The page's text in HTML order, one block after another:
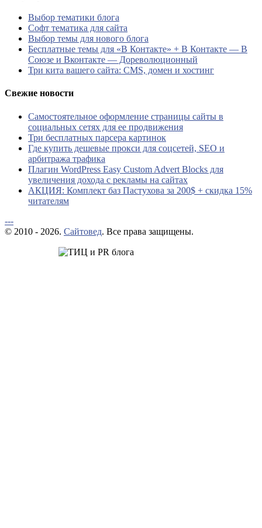
Выбор тематики блога
Софт тематика для сайта
Выбор темы для нового блога
Бесплатные темы для «В Контакте» + В Контакте — В
Союзе и Вконтакте — Дореволюционный
Три кита вашего сайта: CMS, домен и хостинг
Свежие новости
Самостоятельное оформление страницы сайты в
социальных сетях для ее продвижения
Три бесплатных парсера картинок
Где купить дешевые прокси для соцсетей, SEO и
арбитража трафика
Плагин WordPress Easy Custom Advert Blocks для
увеличения дохода с рекламы на сайтах
АКЦИЯ: Комплект баз Пастухова за 200$ + скидка 15%
читателям
---
© 2010 - 2026. Сайтовед. Все права защищены.